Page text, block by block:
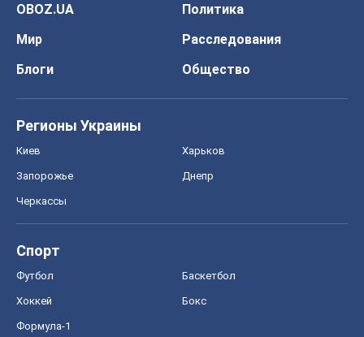
OBOZ.UA
Политика
Мир
Расследования
Блоги
Общество
Регионы Украины
Киев Харьков
Запорожье Днепр
Черкассы
Спорт
Футбол Баскетбол
Хоккей Бокс
Формула-1